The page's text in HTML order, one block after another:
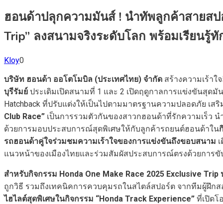
ฮอนด้าปลุกความมันส์ ! นำทัพลูกค้าสายส
Trip” ลงสนามจริงระดับโลก พร้อมเรียน
Kloy0
บริษัท ฮอนด้า ออโตโมบิล (ประเทศไทย) จำกัด สร้างความเร้า
บุรีรัมย์ ประเดิมเปิดสนามที่ 1 และ 2 เปิดฤดูกาลการแข่งขันสุด
Hatchback ที่ปรับแต่งให้เป็นไปตามมาตรฐานความปลอดภัย เ
Club Race” เป็นการรวมตัวกันของสาวกฮอนด้าที่รักความเร็ว
ด้วยการมอบประสบการณ์สุดพิเศษให้กับลูกค้ารถยนต์ฮอนด้าใน
รถฮอนด้าคู่ใจร่วมชมความเร้าใจของการแข่งขันถึงขอบสนาม
แนวหน้าของเมืองไทยและร่วมสัมผัสประสบการณ์ตรงด้วยกา
สำหรับกิจกรรม Honda One Make Race 2025 Exclusive Trip
ถูกวิธี รวมถึงเทคนิคการควบคุมรถในสไตล์สปอร์ต จากทีมผู้ฝึก
ไฮไลต์สุดพิเศษในกิจกรรม “Honda Track Experience” ที่เปิดโ